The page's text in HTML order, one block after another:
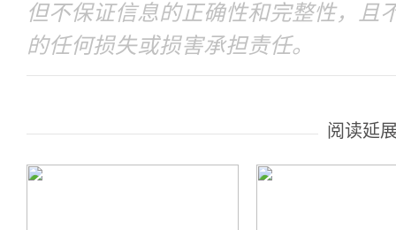
但不保证信息的正确性和完整性，且
的任何损失或损害承担责任。
阅读延